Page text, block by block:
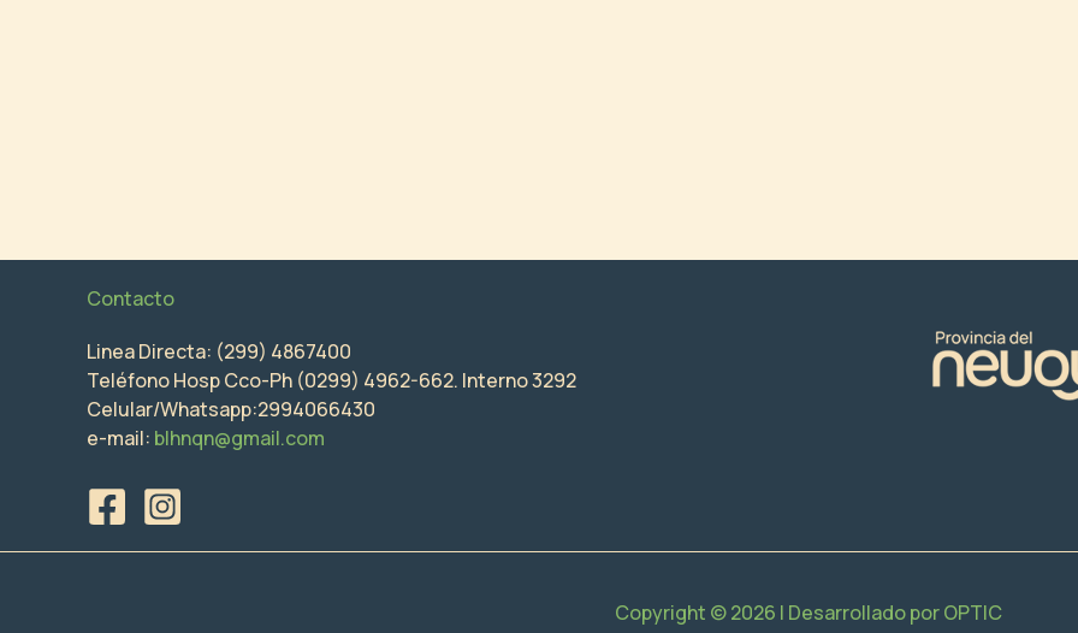
Contacto
Linea Directa: (299) 4867400
Teléfono Hosp Cco-Ph (0299) 4962-662. Interno 3292
Celular/Whatsapp:2994066430
e-mail: blhnqn@gmail.com
Copyright © 2026 | Desarrollado porOPTIC